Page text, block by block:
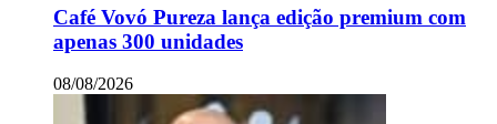
Café Vovó Pureza lança edição premium com
apenas 300 unidades
08/08/2026